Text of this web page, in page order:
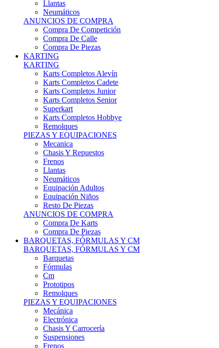
ANUNCIOS DE COMPRA
Compra De Competición
Compra De Calle
Compra De Piezas
KARTING
KARTING
Karts Completos Alevín
Karts Completos Cadete
Karts Completos Junior
Karts Completos Senior
Superkart
Karts Completos Hobbye
Remolques
PIEZAS Y EQUIPACIONES
Mecanica
Chasis Y Repuestos
Frenos
Llantas
Neumáticos
Equipación Adultos
Equipación Niños
Resto De Piezas
ANUNCIOS DE COMPRA
Compra De Karts
Compra De Piezas
BARQUETAS, FÓRMULAS Y CM
BARQUETAS, FÓRMULAS Y CM
Barquetas
Fórmulas
Cm
Prototipos
Remolques
PIEZAS Y EQUIPACIONES
Mecánica
Electrónica
Chasis Y Carrocería
Suspensiones
Frenos
Llantas